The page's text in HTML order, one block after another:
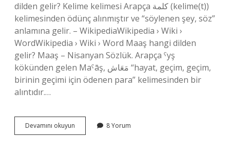
dilden gelir? Kelime kelimesi Arapça كلمة (kelime(t))
kelimesinden ödünç alınmıştır ve “söylenen şey, söz”
anlamına gelir. – WikipediaWikipedia › Wiki ›
WordWikipedia › Wiki › Word Maaş hangi dilden
gelir? Maaş – Nisanyan Sözlük. Arapça ˁyş
kökünden gelen Maˁāş, مَعَاش “hayat, geçim, geçim,
birinin geçimi için ödenen para” kelimesinden bir
alıntıdır.…
Devamını okuyun
Hangi
8 Yorum